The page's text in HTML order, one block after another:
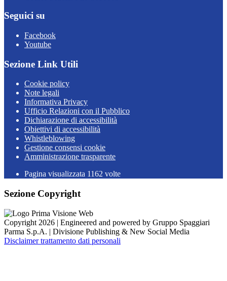
Seguici su
Facebook
Youtube
Sezione Link Utili
Cookie policy
Note legali
Informativa Privacy
Ufficio Relazioni con il Pubblico
Dichiarazione di accessibilità
Obiettivi di accessibilità
Whistleblowing
Gestione consensi cookie
Amministrazione trasparente
Pagina visualizzata 1162 volte
Sezione Copyright
Copyright 2026 | Engineered and powered by Gruppo Spaggiari
Parma S.p.A. | Divisione Publishing & New Social Media
Disclaimer trattamento dati personali